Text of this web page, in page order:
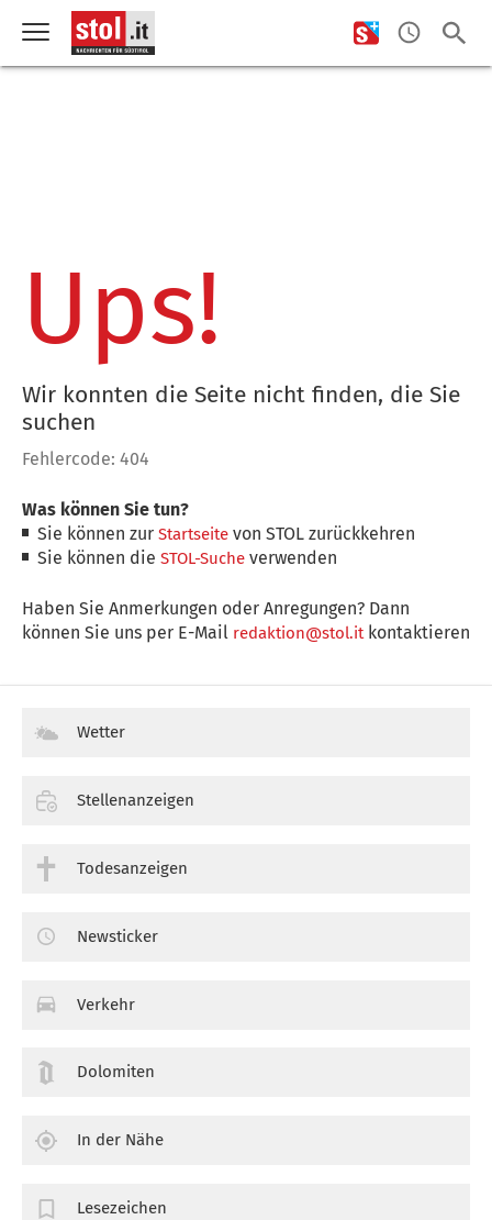
Ups!
Wir konnten die Seite nicht finden, die Sie
suchen
Fehlercode: 404
Was können Sie tun?
Sie können zurStartseite von STOL zurückkehren
Sie können dieSTOL-Suche verwenden
Haben Sie Anmerkungen oder Anregungen? Dann
können Sie uns per E-Mail redaktion@stol.itkontaktieren
Wetter
Stellenanzeigen
Todesanzeigen
Newsticker
Verkehr
Dolomiten
In der Nähe
Lesezeichen